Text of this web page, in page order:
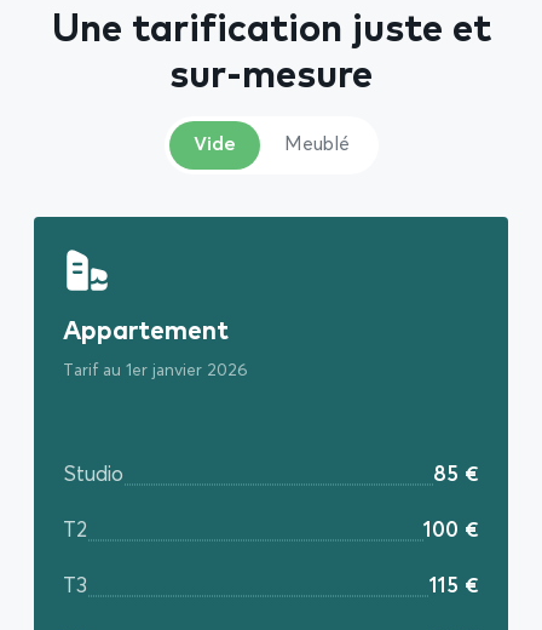
Une tarification juste et
sur-mesure
Vide Meublé
Appartement
Tarif au 1er janvier 2026
Studio 85 €
T2 100 €
T3 115 €